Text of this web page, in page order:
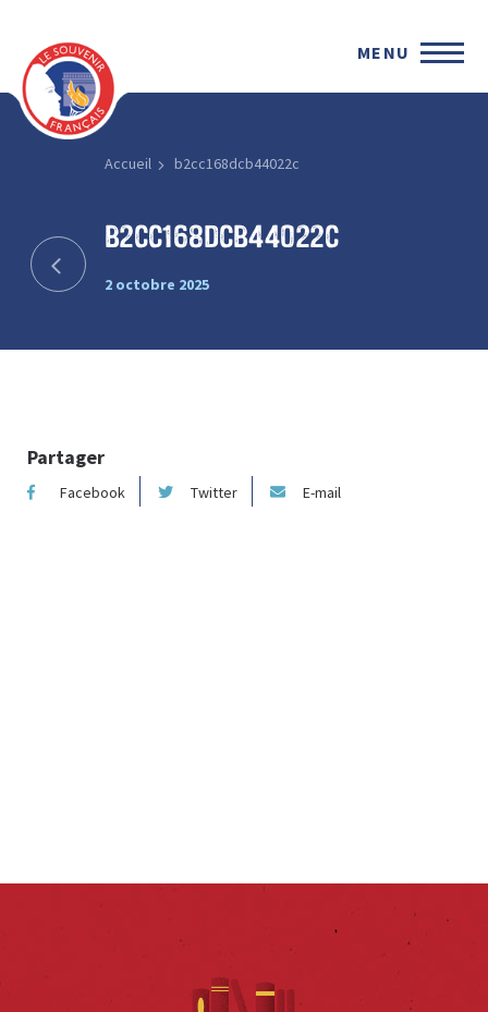
MENU
Accueil b2cc168dcb44022c
b2cc168dcb44022c
2 octobre 2025
Partager
Facebook Twitter E-mail